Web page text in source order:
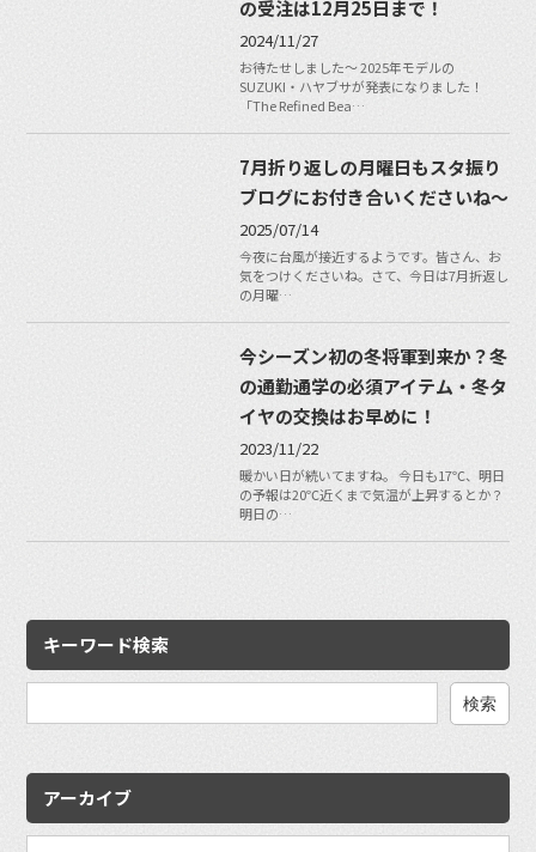
の受注は12月25日まで！
2024/11/27
お待たせしました〜 2025年モデルの
SUZUKI・ハヤブサが発表になりました！
「The Refined Bea…
7月折り返しの月曜日もスタ振り
ブログにお付き合いくださいね〜
2025/07/14
今夜に台風が接近するようです。皆さん、お
気をつけくださいね。さて、今日は7月折返し
の月曜…
今シーズン初の冬将軍到来か？冬
の通勤通学の必須アイテム・冬タ
イヤの交換はお早めに！
2023/11/22
暖かい日が続いてますね。 今日も17℃、明日
の予報は20℃近くまで気温が上昇するとか？
明日の…
キーワード検索
アーカイブ